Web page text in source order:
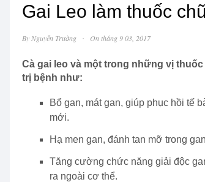
Gai Leo làm thuốc
By Nguyễn Trường · On tháng 9 03, 2017
Cà gai leo và một trong những vị
trị bệnh như:
Bổ gan, mát gan, giúp phục hồi tế
mới.
Hạ men gan, đánh tan mỡ trong
Tăng cường chức năng giải độc
ra ngoài cơ thể.